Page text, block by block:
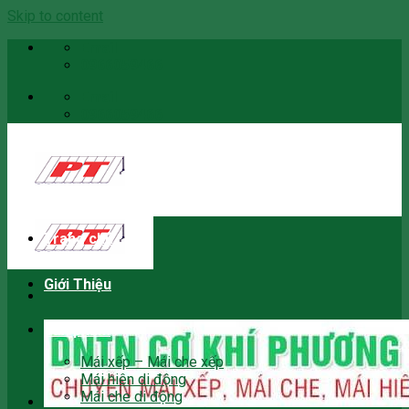
Skip to content
Trang chủ
Giới Thiệu
Sản phẩm
Mái xếp – Mái che xếp
Mái hiên di động
Mái che di động